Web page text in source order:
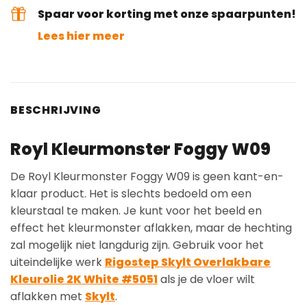
Spaar voor korting met onze spaarpunten!
Lees hier meer
BESCHRIJVING
Royl Kleurmonster Foggy W09
De Royl Kleurmonster Foggy W09 is geen kant-en-
klaar product. Het is slechts bedoeld om een
kleurstaal te maken. Je kunt voor het beeld en
effect het kleurmonster aflakken, maar de hechting
zal mogelijk niet langdurig zijn. Gebruik voor het
uiteindelijke werk Rigostep Skylt Overlakbare
Kleurolie 2K White #5051als je de vloer wilt
aflakken met Skylt.